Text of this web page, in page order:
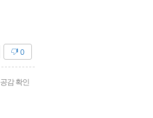
0
공감 확인